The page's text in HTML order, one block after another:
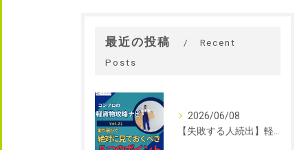
最近の投稿
Recent
Posts
2026/06/08